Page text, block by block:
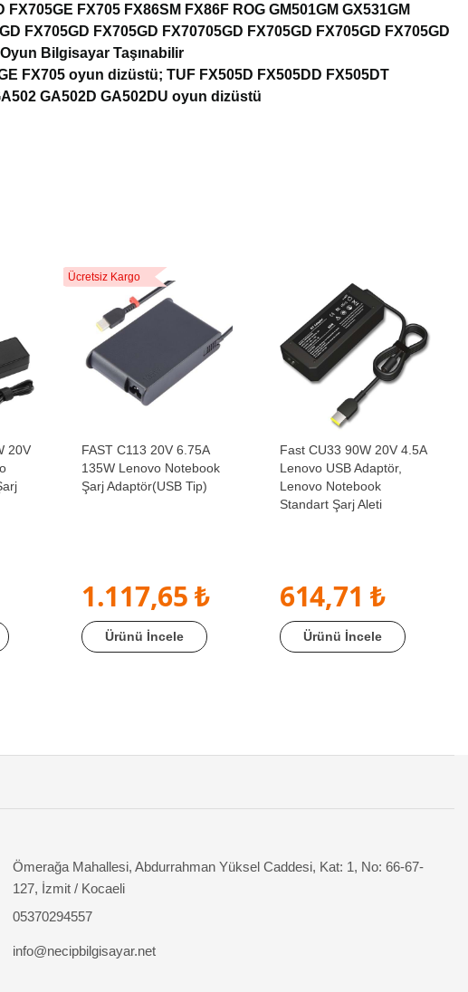
FX705 FX86SM FX86F ROG GM501GM GX531GM
FX705GD FX705GD FX70705GD FX705GD FX705GD FX705GD
Bilgisayar Taşınabilir
FX705 oyun dizüstü; TUF FX505D FX505DD FX505DT
GA502D GA502DU oyun dizüstü
20V
Ücretsiz Kargo
FAST C113 20V 6.75A
135W Lenovo Notebook
Şarj Adaptör(USB Tip)
1.117,65 ₺
Ürünü İncele
Fast CU33 90W 20V 4.5A
Lenovo USB Adaptör,
Lenovo Notebook
Standart Şarj Aleti
614,71 ₺
Ürünü İncele
Ömerağa Mahallesi, Abdurrahman Yüksel Caddesi, Kat: 1, No: 66-67-
127, İzmit / Kocaeli
05370294557
info@necipbilgisayar.net